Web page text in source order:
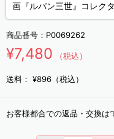
画『ルパン三世』コレク
商品番号： P0069262
¥7,480 （税込）
送料： ¥896（税込）
お客様都合での返品・交換は